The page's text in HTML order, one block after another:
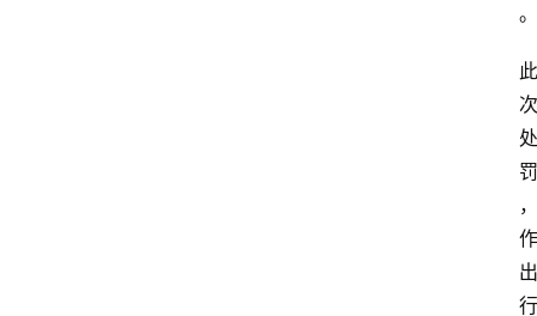
。
此
次
处
罚
，
作
出
行